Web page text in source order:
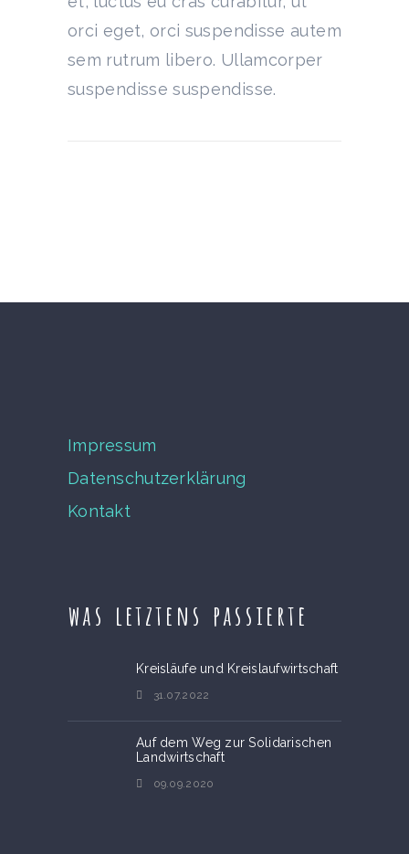
orci eget, orci suspendisse autem
sem rutrum libero. Ullamcorper
suspendisse suspendisse.
Impressum
Datenschutzerklärung
Kontakt
was letztens passierte
Kreisläufe und Kreislaufwirtschaft
31.07.2022
Auf dem Weg zur Solidarischen
Landwirtschaft
09.09.2020